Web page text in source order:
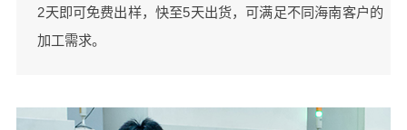
2天即可免费出样，快至5天出货，可满足不同海南客户的
加工需求。